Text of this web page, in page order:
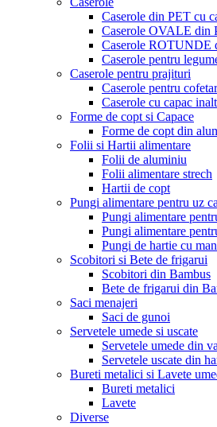
Caserole din PET cu
Caserole OVALE din
Caserole ROTUNDE
Caserole pentru
Caserole pentru prajituri
Caserole pentru
Caserole cu capac
Forme de copt si Capace
Forme de copt din
Folii si Hartii alimentare
Folii de aluminiu
Folii alimentare strech
Hartii de copt
Pungi alimentare pentru uz
Pungi alimentare
Pungi alimentare
Pungi de hartie cu
Scobitori si Bete de frigarui
Scobitori din Bambus
Bete de frigarui din
Saci menajeri
Saci de gunoi
Servetele umede si uscate
Servetele umede din
Servetele uscate din
Bureti metalici si Lavete
Bureti metalici
Lavete
Diverse